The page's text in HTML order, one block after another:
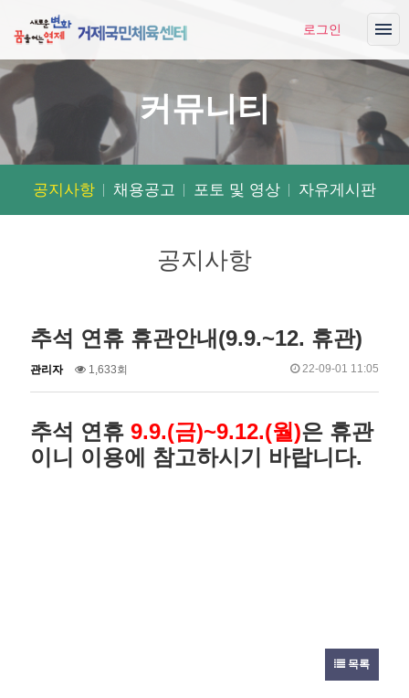
로그인
커뮤니티
공지사항 채용공고 포토 및 영상 자유게시판
공지사항
추석 연휴 휴관안내(9.9.~12. 휴관)
작
관리자
조 1,633회
작22-09-01 11:05
추석 연휴9.9.(금)~9.12.(월)은 휴관
이니 이용에 참고하시기 바랍니다.
목록